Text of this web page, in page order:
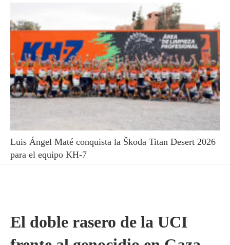
Luis Ángel Maté conquista la Škoda Titan Desert 2026
para el equipo KH-7